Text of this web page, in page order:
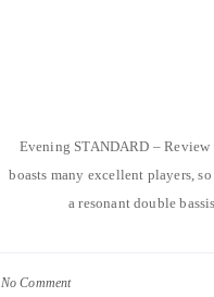
Evening STANDARD –
boasts many excellent players,
a resonant double
No Comment